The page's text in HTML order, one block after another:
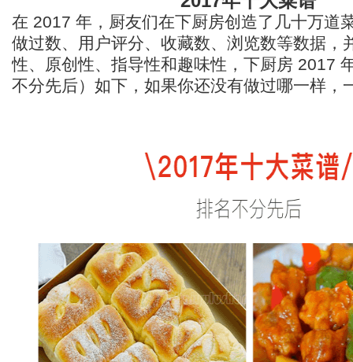
在 2017 年，厨友们在下厨房创造了几十万道
做过数、用户评分、收藏数、浏览数等数据，
性、原创性、指导性和趣味性，下厨房 2017
不分先后）如下，如果你还没有做过哪一样，